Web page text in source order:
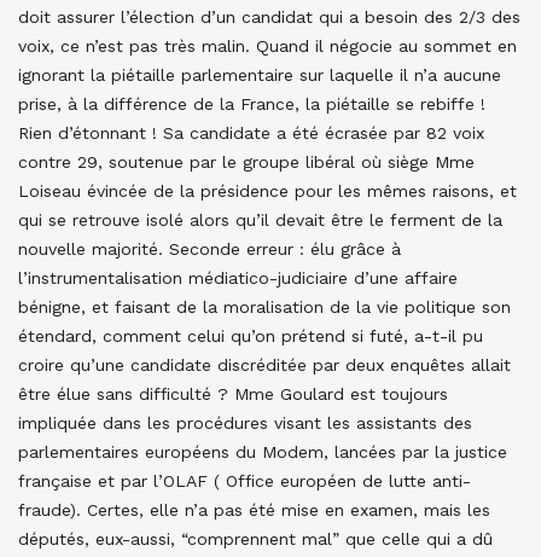
doit assurer l’élection d’un candidat qui a besoin des 2/3 des
voix, ce n’est pas très malin. Quand il négocie au sommet en
ignorant la piétaille parlementaire sur laquelle il n’a aucune
prise, à la différence de la France, la piétaille se rebiffe !
Rien d’étonnant ! Sa candidate a été écrasée par 82 voix
contre 29, soutenue par le groupe libéral où siège Mme
Loiseau évincée de la présidence pour les mêmes raisons, et
qui se retrouve isolé alors qu’il devait être le ferment de la
nouvelle majorité. Seconde erreur : élu grâce à
l’instrumentalisation médiatico-judiciaire d’une affaire
bénigne, et faisant de la moralisation de la vie politique son
étendard, comment celui qu’on prétend si futé, a-t-il pu
croire qu’une candidate discréditée par deux enquêtes allait
être élue sans difficulté ? Mme Goulard est toujours
impliquée dans les procédures visant les assistants des
parlementaires européens du Modem, lancées par la justice
française et par l’OLAF ( Office européen de lutte anti-
fraude). Certes, elle n’a pas été mise en examen, mais les
députés, eux-aussi, “comprennent mal” que celle qui a dû